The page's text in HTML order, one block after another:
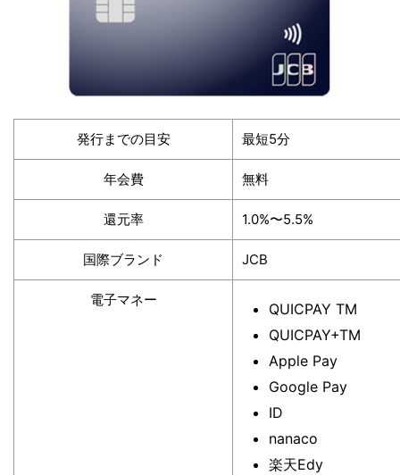
発行までの目安 最短5分
年会費 無料
還元率 1.0%〜5.5%
国際ブランド JCB
電子マネー
QUICPAY TM
QUICPAY+TM
Apple Pay
Google Pay
ID
nanaco
楽天Edy